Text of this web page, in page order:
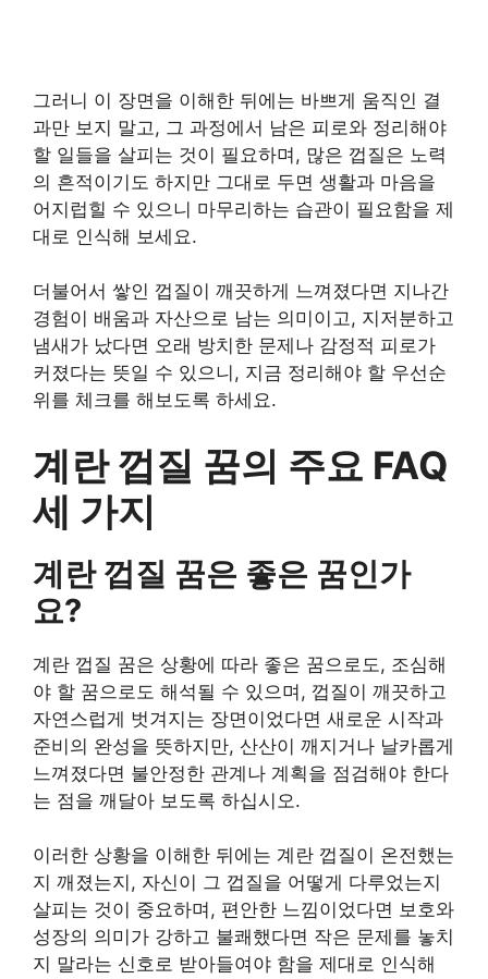
그러니 이 장면을 이해한 뒤에는 바쁘게 움직인 결
과만 보지 말고, 그 과정에서 남은 피로와 정리해야
할 일들을 살피는 것이 필요하며, 많은 껍질은 노력
의 흔적이기도 하지만 그대로 두면 생활과 마음을
어지럽힐 수 있으니 마무리하는 습관이 필요함을 제
대로 인식해 보세요.
더불어서 쌓인 껍질이 깨끗하게 느껴졌다면 지나간
경험이 배움과 자산으로 남는 의미이고, 지저분하고
냄새가 났다면 오래 방치한 문제나 감정적 피로가
커졌다는 뜻일 수 있으니, 지금 정리해야 할 우선순
위를 체크를 해보도록 하세요.
계란 껍질 꿈의 주요 FAQ
세 가지
계란 껍질 꿈은 좋은 꿈인가
요?
계란 껍질 꿈은 상황에 따라 좋은 꿈으로도, 조심해
야 할 꿈으로도 해석될 수 있으며, 껍질이 깨끗하고
자연스럽게 벗겨지는 장면이었다면 새로운 시작과
준비의 완성을 뜻하지만, 산산이 깨지거나 날카롭게
느껴졌다면 불안정한 관계나 계획을 점검해야 한다
는 점을 깨달아 보도록 하십시오.
이러한 상황을 이해한 뒤에는 계란 껍질이 온전했는
지 깨졌는지, 자신이 그 껍질을 어떻게 다루었는지
살피는 것이 중요하며, 편안한 느낌이었다면 보호와
성장의 의미가 강하고 불쾌했다면 작은 문제를 놓치
지 말라는 신호로 받아들여야 함을 제대로 인식해